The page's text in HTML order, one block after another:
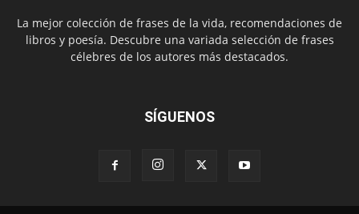
La mejor colección de frases de la vida, recomendaciones de
libros y poesía. Descubre una variada selección de frases
célebres de los autores más destacados.
SÍGUENOS